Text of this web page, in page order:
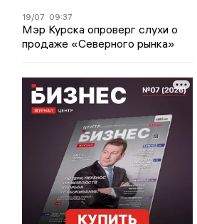
19/07 09:37
Мэр Курска опроверг слухи о
продаже «Северного рынка»